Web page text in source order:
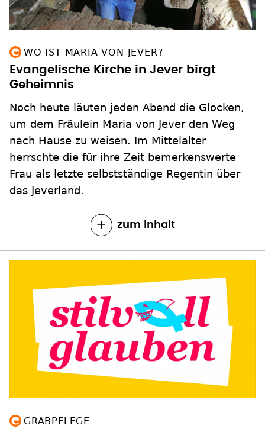
WO IST MARIA VON JEVER?
Evangelische Kirche in Jever birgt
Geheimnis
Noch heute läuten jeden Abend die Glocken,
um dem Fräulein Maria von Jever den Weg
nach Hause zu weisen. Im Mittelalter
herrschte die für ihre Zeit bemerkenswerte
Frau als letzte selbstständige Regentin über
das Jeverland.
zum Inhalt
GRABPFLEGE